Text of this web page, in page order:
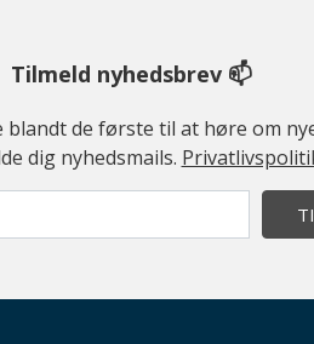
Tilmeld nyhedsbrev 📫
de første til at høre om
dig nyhedsmails.